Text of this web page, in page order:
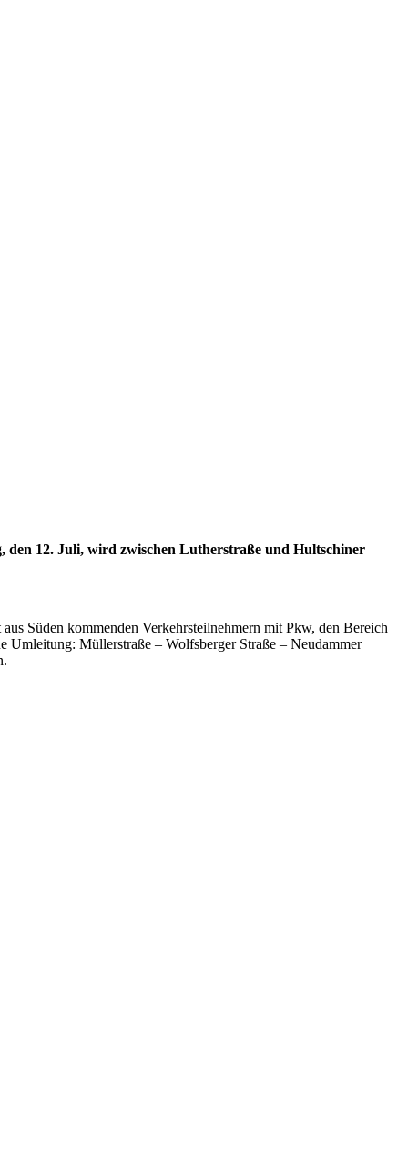
den 12. Juli, wird zwischen Lutherstraße und Hultschiner
Süden kommenden Verkehrsteilnehmern mit Pkw, den Bereich
Müllerstraße – Wolfsberger Straße – Neudammer